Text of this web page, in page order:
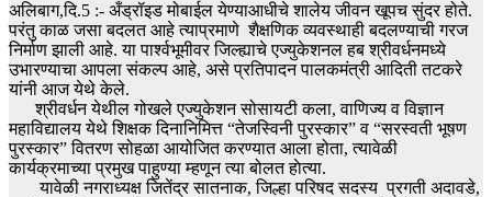
अलिबाग,दि.5 :- अँड्रॉइड मोबाईल येण्याआधीचे शालेय जीवन खूपच सुंदर होते.
परंतु काळ जसा बदलत आहे त्याप्रमाणे शैक्षणिक व्यवस्थाही बदलण्याची गरज
निर्माण झाली आहे. या पार्श्वभूमीवर जिल्ह्याचे एज्युकेशनल हब श्रीवर्धनमध्ये
उभारण्याचा आपला संकल्प आहे, असे प्रतिपादन पालकमंत्री आदिती तटकरे
यांनी आज येथे केले.
श्रीवर्धन येथील गोखले एज्युकेशन सोसायटी कला, वाणिज्य व विज्ञान
महाविद्यालय येथे शिक्षक दिनानिमित्त “तेजस्विनी पुरस्कार” व “सरस्वती भूषण
पुरस्कार” वितरण सोहळा आयोजित करण्यात आला होता, त्यावेळी
कार्यक्रमाच्या प्रमुख पाहुण्या म्हणून त्या बोलत हाेत्या.
यावेळी नगराध्यक्ष जितेंद्र सातनाक, जिल्हा परिषद सदस्य प्रगती अदावडे,